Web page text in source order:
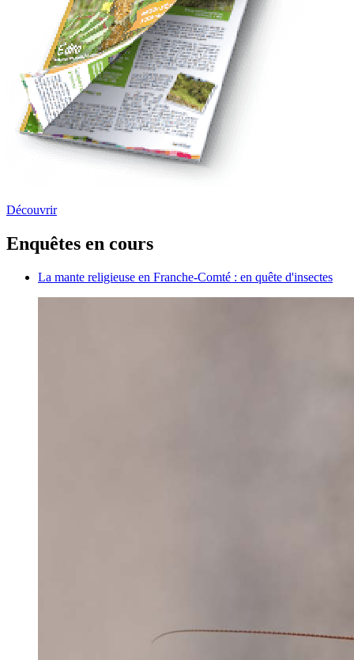
Découvrir
Enquêtes en cours
La mante religieuse en Franche-Comté : en quête d'insectes